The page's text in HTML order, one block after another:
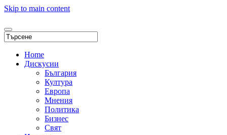
Skip to main content
Home
Дискусии
България
Култура
Европа
Мнения
Политика
Бизнес
Свят